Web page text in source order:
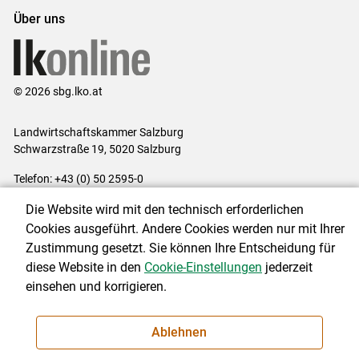
Über uns
© 2026 sbg.lko.at
Landwirtschaftskammer Salzburg
Schwarzstraße 19, 5020 Salzburg
Telefon: +43 (0) 50 2595-0
Impressum|Kontakt|Datenschutzerklärung|Barrierefreiheit|
Cookie-Einstellungen
NEWSLETTER
Die Website wird mit den technisch erforderlichen
Cookies ausgeführt. Andere Cookies werden nur mit Ihrer
Zustimmung gesetzt. Sie können Ihre Entscheidung für
diese Website in den Cookie-Einstellungen jederzeit
einsehen und korrigieren.
Ablehnen